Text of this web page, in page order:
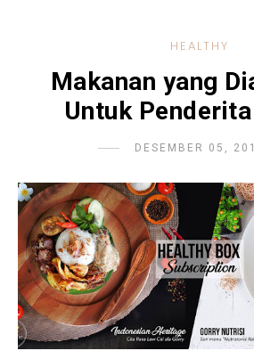
HEALTHY
Makanan yang
Untuk
DESEMBER 05,